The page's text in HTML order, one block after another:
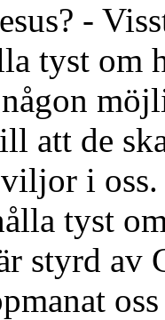
-
tyst om
att de
i
tyst
styrd av